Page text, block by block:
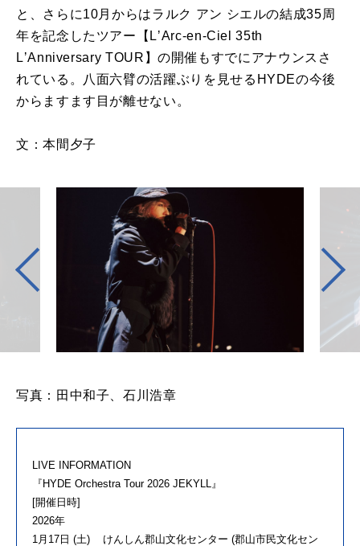
と、さらに10月からはラルク アン シエルの結成35周
年を記念したツアー【LʼArc-en-Ciel 35th
LʼAnniversary TOUR】の開催もすでにアナウンスさ
れている。八面六臂の活躍ぶりを見せるHYDEの今後
からますます目が離せない。
文：本間夕子
写真：田中和子、石川浩章
LIVE INFORMATION
『HYDE Orchestra Tour 2026 JEKYLL』
[開催日時]
2026年
1月17日 (土) けんしん郡山文化センター (郡山市民文化セン